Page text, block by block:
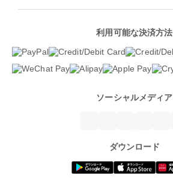
利用可能な決済方法
ソーシャルメディア
ダウンロード